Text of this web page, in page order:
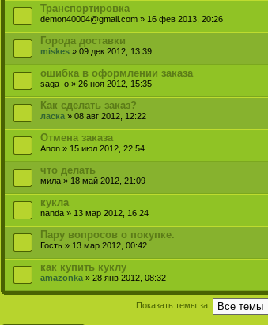
Транспортировка
demon40004@gmail.com » 16 фев 2013, 20:26
Города доставки
miskes » 09 дек 2012, 13:39
ошибка в оформлении заказа
saga_o » 26 ноя 2012, 15:35
Как сделать заказ?
ласка » 08 авг 2012, 12:22
Отмена заказа
Anon » 15 июл 2012, 22:54
что делать
мила » 18 май 2012, 21:09
кукла
nanda » 13 мар 2012, 16:24
Пару вопросов о покупке.
Гость » 13 мар 2012, 00:42
как купить куклу
amazonka » 28 янв 2012, 08:32
Показать темы за: